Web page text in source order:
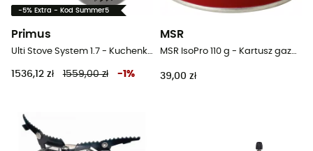
-5% Extra - Kod Summer5
Primus
Ulti Stove System 1.7 - Kuchenka gazowa turystyczna
1536,12 zł 1559,00 zł -1 %
MSR
MSR IsoPro 110 g - Kartusz gazowy
39,00 zł